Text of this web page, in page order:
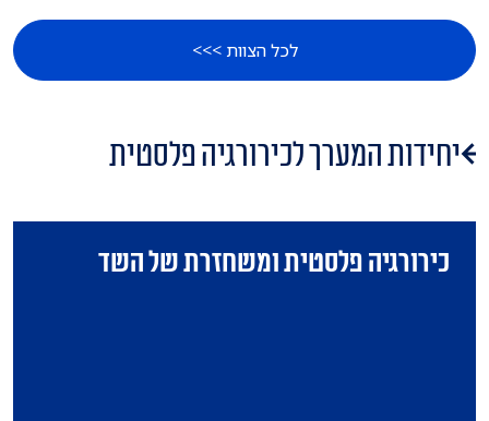
לכל הצוות >>>
יחידות המערך לכירורגיה פלסטית
כירורגיה פלסטית ומשחזרת של השד